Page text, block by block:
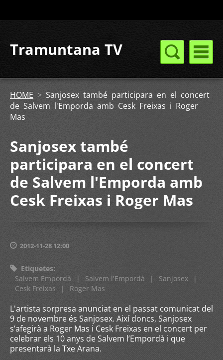
Tramuntana TV
HOME > Sanjosex també participara en el concert
de Salvem l'Emporda amb Cesk Freixas i Roger
Mas
Sanjosex també
participara en el concert
de Salvem l'Emporda amb
Cesk Freixas i Roger Mas
2012-11-28 12:00
Etiquetes:
Salvem Empordà
| Salvem l'Empordà | Sanjosex
|
Cesk Freixas
| Roger Mas
L'artista sorpresa anunciat en el passat comunicat del
9 de novembre és Sanjosex. Així doncs, Sanjosex
s’afegirà a Roger Mas i Cesk Freixas en el concert per
celebrar els 10 anys de Salvem l’Empordà i que
presentarà la Txe Arana.